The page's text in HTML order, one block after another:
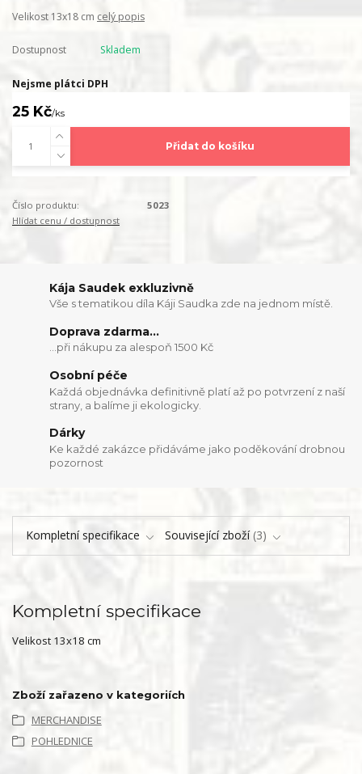
Velikost 13x18 cm celý popis
Dostupnost Skladem
Nejsme plátci DPH
25 Kč/ks
Přidat do košíku
Číslo produktu:
5023
Hlídat cenu / dostupnost
Kája Saudek exkluzivně
Vše s tematikou díla Káji Saudka zde na jednom místě.
Doprava zdarma...
...při nákupu za alespoň 1500 Kč
Osobní péče
Každá objednávka definitivně platí až po potvrzení z naší
strany, a balíme ji ekologicky.
Dárky
Ke každé zakázce přidáváme jako poděkování drobnou
pozornost
Kompletní specifikace Související zboží 3
Kompletní specifikace
Velikost 13x18 cm
Zboží zařazeno v kategoriích
MERCHANDISE
POHLEDNICE